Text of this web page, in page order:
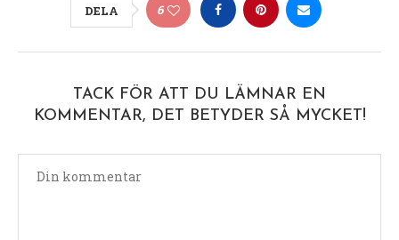
DELA 6
TACK FÖR ATT DU LÄMNAR EN
KOMMENTAR, DET BETYDER SÅ MYCKET!